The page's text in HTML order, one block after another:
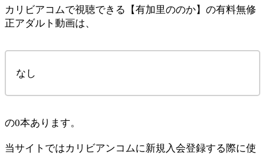
カリビアコムで視聴できる【有加里ののか】の有料無修
正アダルト動画は、
なし
の0本あります。
当サイトではカリビアンコムに新規入会登録する際に使